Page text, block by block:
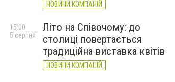
НОВИНИ КОМПАНІЙ
Літо на Співочому: до
столиці повертається
традиційна виставка квітів
НОВИНИ КОМПАНІЙ
15:00
5 серпня